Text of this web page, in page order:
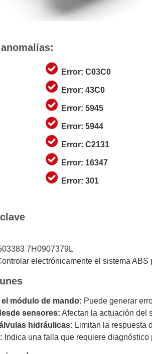
Error: C03C0
Error: 43C0
Error: 5945
Error: 5944
Error: C2131
Error: 16347
Error: 301
7H0907379L
electrónicamente el sistema
módulo de mando: Puede generar
sensores: Afectan la actuación del
hidráulicas: Limitan la respuesta
Indica una falla que requiere diagnóstico